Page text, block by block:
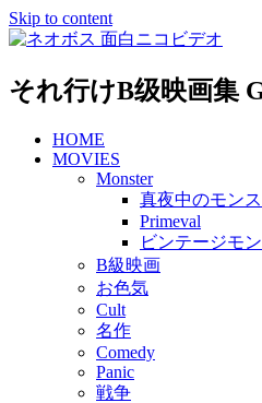
Skip to content
それ行けB级映画集
HOME
MOVIES
Monster
真夜中のモン
Primeval
ビンテージモ
B級映画
お色気
Cult
名作
Comedy
Panic
戦争